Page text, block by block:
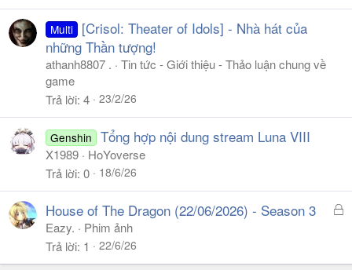
Multi
[Crisol: Theater of Idols] - Nhà hát của
những Thần tượng!
athanh8807 .
Tin tức - Giới thiệu - Thảo luận chung về
game
Trả lời 4 23/2/26
Genshin Tổng hợp nội dung stream Luna VIII
X1989
HoYoverse
Trả lời 0 18/6/26
Đ
h
House of The Dragon (22/06/2026) - Season 3
Eazy.
Phim ảnh
Trả lời 1 22/6/26